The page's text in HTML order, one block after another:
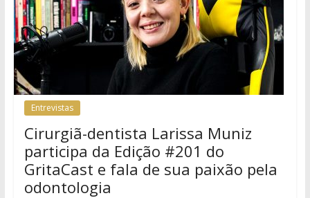
Entrevistas
Cirurgiã-dentista Larissa Muniz
participa da Edição #201 do
GritaCast e fala de sua paixão pela
odontologia